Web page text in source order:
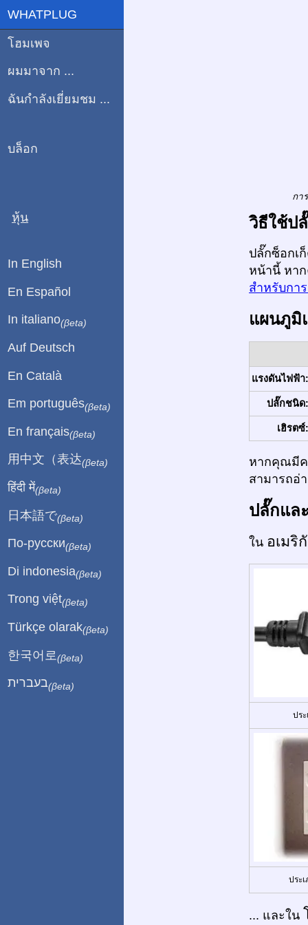
กา
วิธีใช้ป
ปลั๊กซ็อกเ
หน้านี้ หา
สำหรับกา
แผนภูมิ
แรงดันไฟฟ้า
ปลั๊กชนิด
เฮิรตซ์
หากคุณมีค
สามารถอ่
ปลั๊กแล
ใน อเมริ
ปร
ประ
... และใน
WHATPLUG
โฮมเพจ
ผมมาจาก ...
ฉันกำลังเยี่ยมชม ...
บล็อก
หุ้น
In English
En Español
In italiano(βeta)
Auf Deutsch
En Català
Em português(βeta)
En français(βeta)
用中文（表达(βeta)
हिंदी में(βeta)
日本語で(βeta)
По-русски(βeta)
Di indonesia(βeta)
Trong việt(βeta)
Türkçe olarak(βeta)
한국어로 (βeta)
בעברית(βeta)